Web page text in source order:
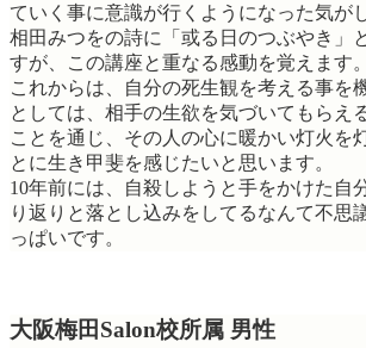
ていく事に意識が行くようになった気が
相田みつをの詩に「或る日のつぶやき」
すが、この講座と重なる感動を覚えます。
これからは、自分の死生観を考える事を
としては、相手の生欲を気づいてもらえ
ことを通じ、その人の心に暖かい灯火を
とに生き甲斐を感じたいと思います。
10年前には、自殺しようと手をかけた自
り返りと落とし込みをしてるなんて不思
っぱいです。
大阪梅田Salon校所属 男性